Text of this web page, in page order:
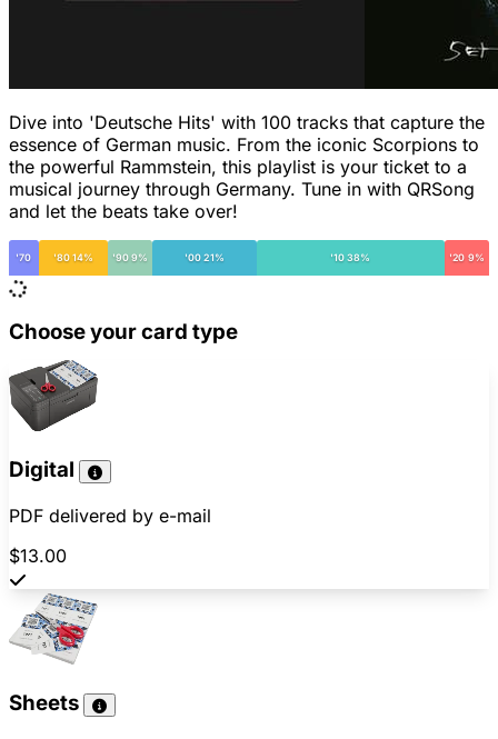
Dive into 'Deutsche Hits' with 100 tracks that capture the
essence of German music. From the iconic Scorpions to
the powerful Rammstein, this playlist is your ticket to a
musical journey through Germany. Tune in with QRSong
and let the beats take over!
'70 '80 14% '90 9% '00 21% '10 38% '20 9%
Choose your card type
Digital
PDF delivered by e-mail
$13.00
Sheets